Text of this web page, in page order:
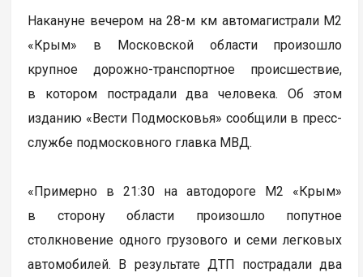
Накануне вечером на 28-м км автомагистрали М2
«Крым» в Московской области произошло
крупное дорожно-транспортное происшествие,
в котором пострадали два человека. Об этом
изданию «Вести Подмосковья» сообщили в пресс-
службе подмосковного главка МВД.
«Примерно в 21:30 на автодороге М2 «Крым»
в сторону области произошло попутное
столкновение одного грузового и семи легковых
автомобилей. В результате ДТП пострадали два